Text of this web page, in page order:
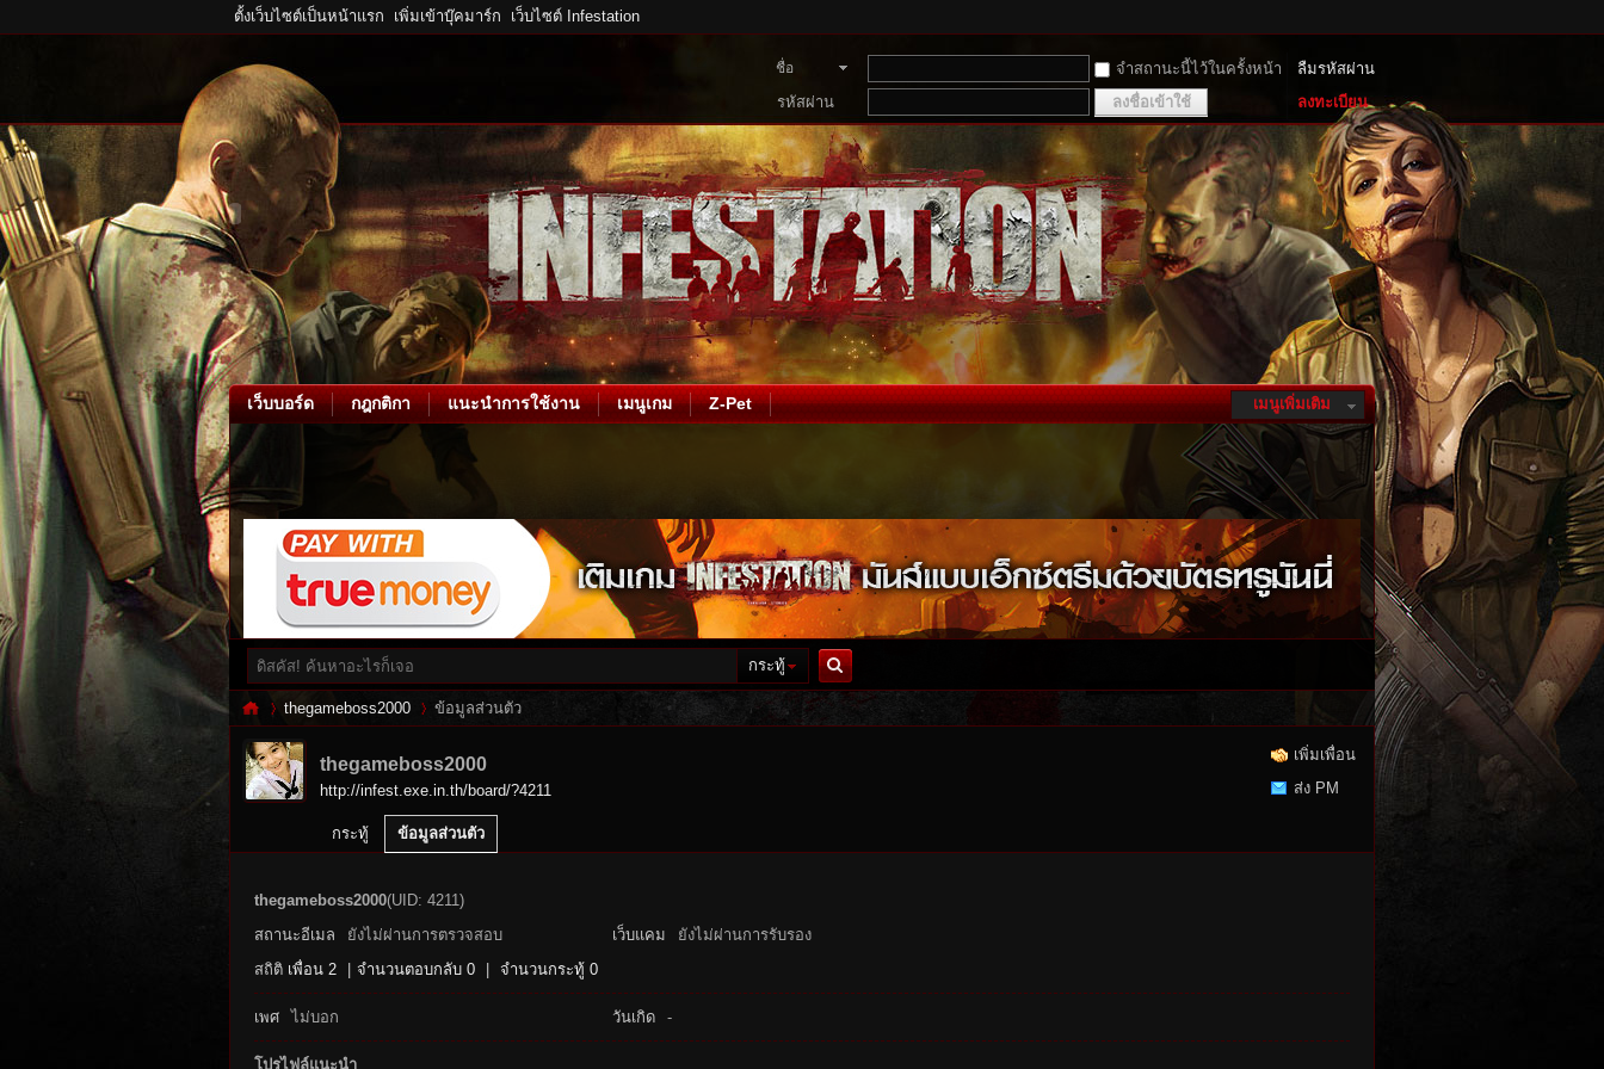
ตั้งเว็บไซต์เป็นหน้าแรก เพิ่มเข้าบุ๊คมาร์ก เว็บไซต์ Infestation
ชื่อ
สมาชิก
จำสถานะนี้ไว้ในครั้งหน้า
ลืมรหัสผ่าน
รหัสผ่าน
ลงชื่อเข้าใช้ ลงทะเบียน
เมนูเพิ่มเติม
เว็บบอร์ด กฎกติกา แนะนำการใช้งาน เมนูเกม Z-Pet
กระทู้
ค้นหา
thegameboss2000 ข้อมูลส่วนตัว
เพิ่มเพื่อน
ส่ง PM
thegameboss2000
http://infest.exe.in.th/board/?4211
กระทู้ ข้อมูลส่วนตัว
thegameboss2000(UID: 4211)
สถานะอีเมล
ยังไม่ผ่านการตรวจสอบ เว็บแคม
ยังไม่ผ่านการรับรอง
สถิติ เพื่อน 2 จำนวนตอบกลับ 0 จำนวนกระทู้ 0
เพศ ไม่บอก วันเกิด -
โปรไฟล์แนะนำ